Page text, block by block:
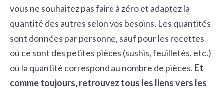
vous ne souhaitez pas faire à zéro et adaptez la
quantité des autres selon vos besoins. Les quantités
sont données par personne, sauf pour les recettes
où ce sont des petites pièces (sushis, feuilletés, etc.)
où la quantité correspond au nombre de pièces. Et
comme toujours, retrouvez tous les liens vers les